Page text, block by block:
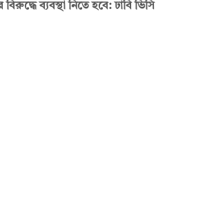
ব্যবস্থা নিতে হবে: ঢাবি ভিসি